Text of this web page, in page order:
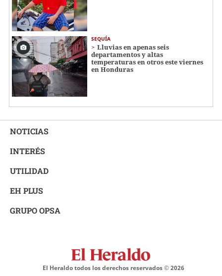
SEQUÍA
Lluvias en apenas seis
departamentos y altas
temperaturas en otros este viernes
en Honduras
NOTICIAS
INTERÉS
UTILIDAD
EH PLUS
GRUPO OPSA
El Heraldo todos los derechos reservados ©2026